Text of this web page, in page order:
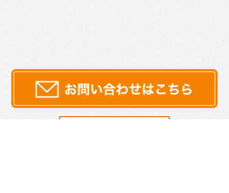
サイトマップ |プライバシーポリシー